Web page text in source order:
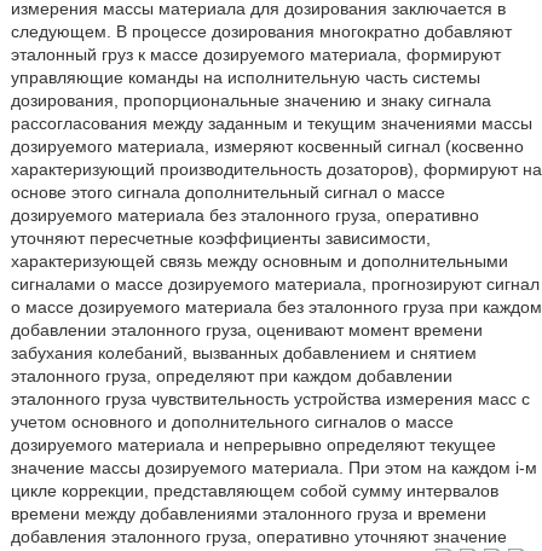
измерения массы материала для дозирования заключается в
следующем. В процессе дозирования многократно добавляют
эталонный груз к массе дозируемого материала, формируют
управляющие команды на исполнительную часть системы
дозирования, пропорциональные значению и знаку сигнала
рассогласования между заданным и текущим значениями массы
дозируемого материала, измеряют косвенный сигнал (косвенно
характеризующий производительность дозаторов), формируют на
основе этого сигнала дополнительный сигнал о массе
дозируемого материала без эталонного груза, оперативно
уточняют пересчетные коэффициенты зависимости,
характеризующей связь между основным и дополнительными
сигналами о массе дозируемого материала, прогнозируют сигнал
о массе дозируемого материала без эталонного груза при каждом
добавлении эталонного груза, оценивают момент времени
забухания колебаний, вызванных добавлением и снятием
эталонного груза, определяют при каждом добавлении
эталонного груза чувствительность устройства измерения масс с
учетом основного и дополнительного сигналов о массе
дозируемого материала и непрерывно определяют текущее
значение массы дозируемого материала. При этом на каждом i-м
цикле коррекции, представляющем собой сумму интервалов
времени между добавлениями эталонного груза и времени
добавления эталонного груза, оперативно уточняют значение